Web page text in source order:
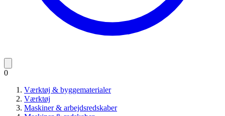
0
Værktøj & byggematerialer
Værktøj
Maskiner & arbejdsredskaber